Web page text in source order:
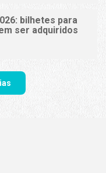
bilhetes para
ser adquiridos